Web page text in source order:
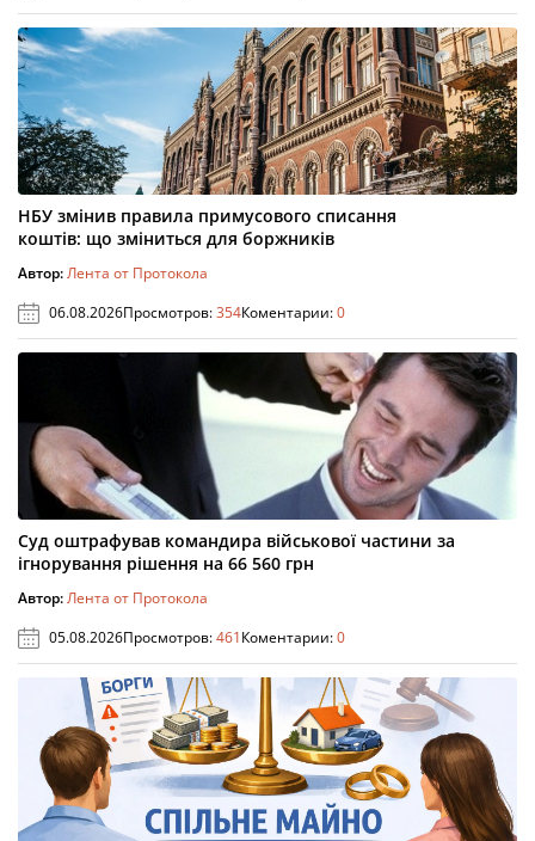
НБУ змінив правила примусового списання
коштів: що зміниться для боржників
Автор:Лента от Протокола
06.08.2026Просмотров:354Коментарии:0
Суд оштрафував командира військової частини за
ігнорування рішення на 66 560 грн
Автор:Лента от Протокола
05.08.2026Просмотров:461Коментарии:0